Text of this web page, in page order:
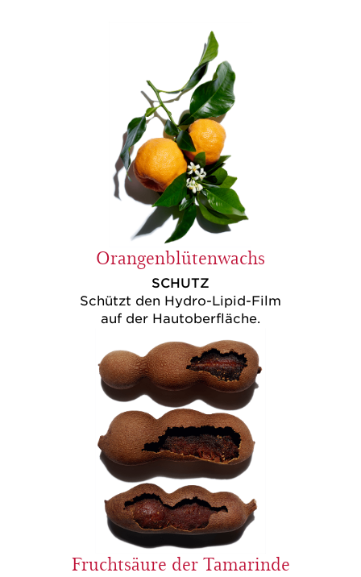
Orangenblütenwachs
SCHUTZ
Schützt den Hydro-Lipid-Film
auf der Hautoberfläche.
Fruchtsäure der Tamarinde